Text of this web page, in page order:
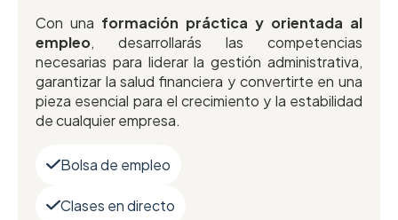
Con una formación práctica y orientada al
empleo, desarrollarás las competencias
necesarias para liderar la gestión administrativa,
garantizar la salud financiera y convertirte en una
pieza esencial para el crecimiento y la estabilidad
de cualquier empresa.
Bolsa de empleo
Clases en directo